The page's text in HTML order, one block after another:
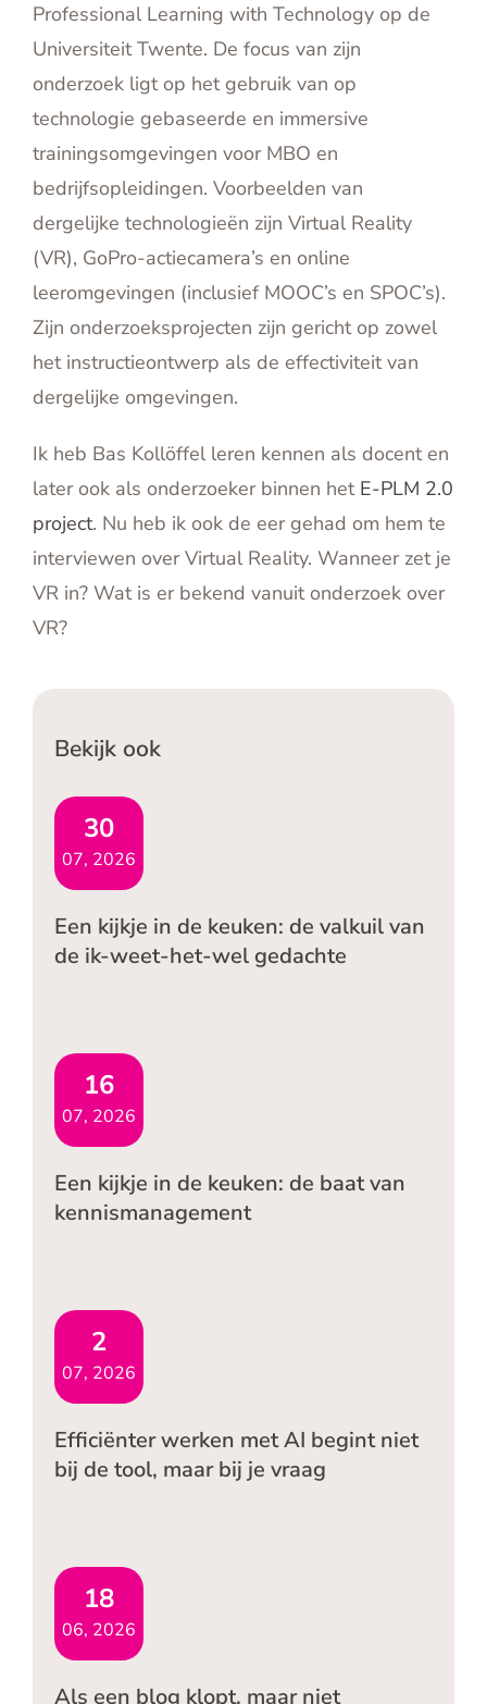
Professional Learning with Technology op de
Universiteit Twente. De focus van zijn
onderzoek ligt op het gebruik van op
technologie gebaseerde en immersive
trainingsomgevingen voor MBO en
bedrijfsopleidingen. Voorbeelden van
dergelijke technologieën zijn Virtual Reality
(VR), GoPro-actiecamera’s en online
leeromgevingen (inclusief MOOC’s en SPOC’s).
Zijn onderzoeksprojecten zijn gericht op zowel
het instructieontwerp als de effectiviteit van
dergelijke omgevingen.
Ik heb Bas Kollöffel leren kennen als docent en
later ook als onderzoeker binnen het E-PLM 2.0
project. Nu heb ik ook de eer gehad om hem te
interviewen over Virtual Reality. Wanneer zet je
VR in? Wat is er bekend vanuit onderzoek over
VR?
Bekijk ook
30
07, 2026
Een kijkje in de keuken: de valkuil van
de ik-weet-het-wel gedachte
16
07, 2026
Een kijkje in de keuken: de baat van
kennismanagement
2
07, 2026
Efficiënter werken met AI begint niet
bij de tool, maar bij je vraag
18
06, 2026
Als een blog klopt, maar niet